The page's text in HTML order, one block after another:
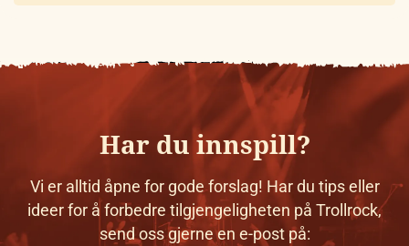
Har du innspill?
Vi er alltid åpne for gode forslag! Har du tips eller
ideer for å forbedre tilgjengeligheten på Trollrock,
send oss gjerne en e-post på: